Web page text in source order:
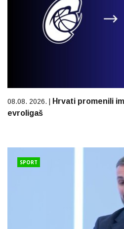
08.08. 2026. | Hrvati promenili
evroligaš
SPORT